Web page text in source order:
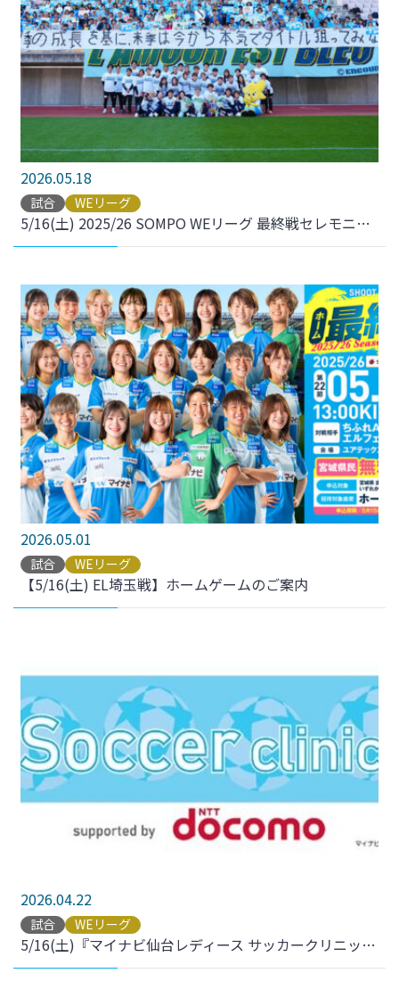
2026.05.18
試合 WEリーグ
5/16(土) 2025/26 SOMPO WEリーグ 最終戦セレモニー・引退セレモニーを開催しました。
2026.05.01
試合 WEリーグ
【5/16(土) EL埼玉戦】ホームゲームのご案内
2026.04.22
試合 WEリーグ
5/16(土)『マイナビ仙台レディース サッカークリニック supported by NTTドコモ』参加者募集のお知らせ